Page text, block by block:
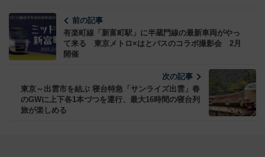
前の記事
有楽町線「新富町駅」に半蔵門線の最新車両がやっ
て来る 東京メトロ×はとバスのコラボ撮影会 2月
開催
次の記事
東京～出雲市を結ぶ 寝台特急「サンライズ出雲」春
のGWに上下各1本づつを運行、最大16時間の寝台列
旅が楽しめる